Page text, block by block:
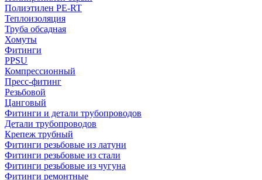
Полиэтилен PE-RT
Теплоизоляция
Труба обсадная
Хомуты
Фитинги
PPSU
Компрессионный
Пресс-фитинг
Резьбовой
Цанговый
Фитинги и детали трубопроводов
Детали трубопроводов
Крепеж трубный
Фитинги резьбовые из латуни
Фитинги резьбовые из стали
Фитинги резьбовые из чугуна
Фитинги ремонтные